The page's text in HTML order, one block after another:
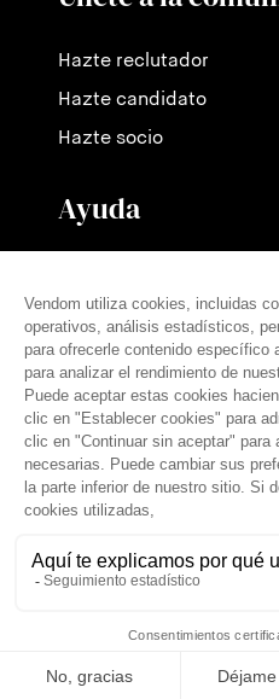
Hazte reclutador
Hazte candidato
Hazte socio
Ayuda
Nuestras tarifas
Preguntas frecuentes
Prensa
español (es)
© THE VENDÔM COMPANY,
Aviso legal
Condiciones generales
Política de privacidad